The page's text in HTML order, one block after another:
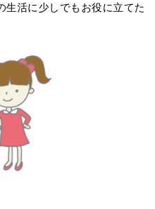
生活に少しでもお役に立てた